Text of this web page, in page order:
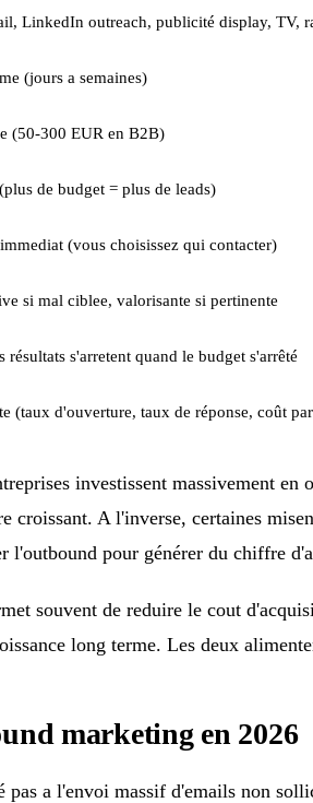
LinkedIn outreach, publicité display, TV,
(jours a semaines)
(50-300 EUR en B2B)
de budget = plus de leads)
(vous choisissez qui contacter)
si mal ciblee, valorisante si pertinente
résultats s'arretent quand le budget s'arrêté
(taux d'ouverture, taux de réponse, coût
investissent massivement
croissant. A l'inverse, certaines
l'outbound pour générer du chiffre
souvent de reduire le cout
long terme. Les deux
marketing en 2026
pas a l'envoi massif d'emails non